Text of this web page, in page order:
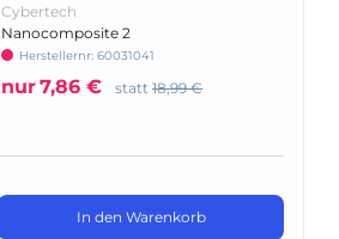
Cybertech
Nanocomposite 2
Herstellernr: 60031041
nur7,86 € statt 18,99 €
In den Warenkorb